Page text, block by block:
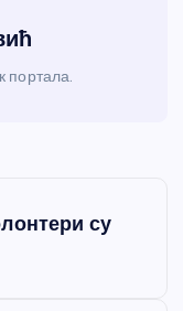
портала.
су